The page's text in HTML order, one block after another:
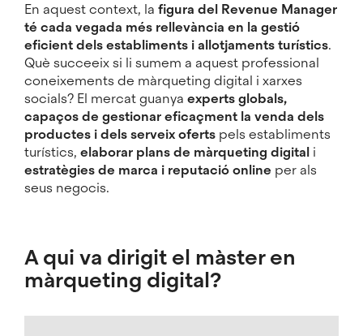
En aquest context, la figura del Revenue Manager
té cada vegada més rellevància en la gestió
eficient dels establiments i allotjaments turístics.
Què succeeix si li sumem a aquest professional
coneixements de màrqueting digital i xarxes
socials? El mercat guanya experts globals,
capaços de gestionar eficaçment la venda dels
productes i dels serveix oferts pels establiments
turístics, elaborar plans de màrqueting digital i
estratègies de marca i reputació online per als
seus negocis.
A qui va dirigit el màster en
màrqueting digital?